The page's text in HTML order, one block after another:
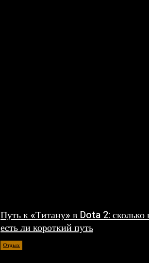
Путь к «Титану» в Dota 2:
есть ли короткий путь
Отдых